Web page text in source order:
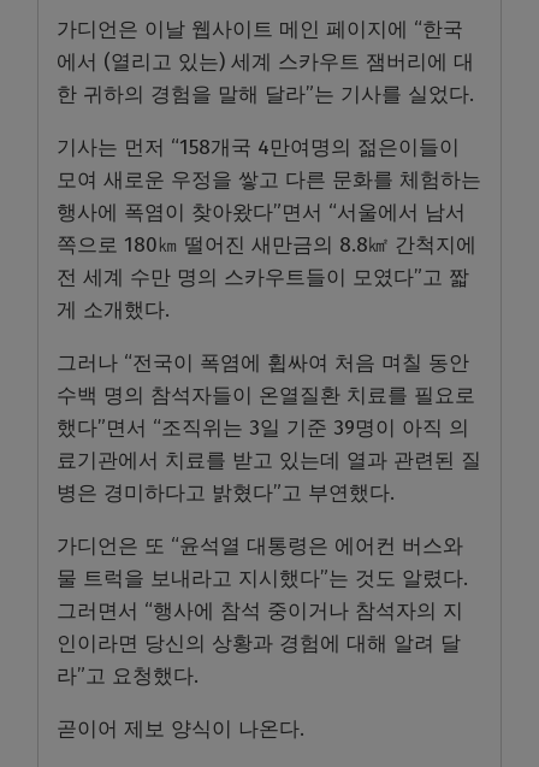
가디언은 이날 웹사이트 메인 페이지에 “한국
에서 (열리고 있는) 세계 스카우트 잼버리에 대
한 귀하의 경험을 말해 달라”는 기사를 실었다.
기사는 먼저 “158개국 4만여명의 젊은이들이
모여 새로운 우정을 쌓고 다른 문화를 체험하는
행사에 폭염이 찾아왔다”면서 “서울에서 남서
쪽으로 180㎞ 떨어진 새만금의 8.8㎢ 간척지에
전 세계 수만 명의 스카우트들이 모였다”고 짧
게 소개했다.
그러나 “전국이 폭염에 휩싸여 처음 며칠 동안
수백 명의 참석자들이 온열질환 치료를 필요로
했다”면서 “조직위는 3일 기준 39명이 아직 의
료기관에서 치료를 받고 있는데 열과 관련된 질
병은 경미하다고 밝혔다”고 부연했다.
가디언은 또 “윤석열 대통령은 에어컨 버스와
물 트럭을 보내라고 지시했다”는 것도 알렸다.
그러면서 “행사에 참석 중이거나 참석자의 지
인이라면 당신의 상황과 경험에 대해 알려 달
라”고 요청했다.
곧이어 제보 양식이 나온다.